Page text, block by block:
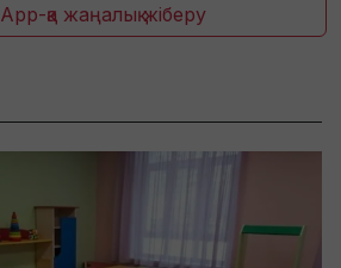
қа жаңалық жіберу